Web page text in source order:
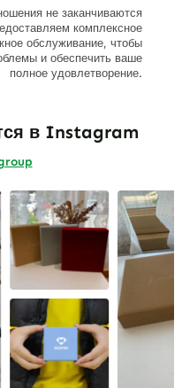
не заканчиваются
комплексное
обслуживание, чтобы
и обеспечить ваше
полное удовлетворение.
в Instagram